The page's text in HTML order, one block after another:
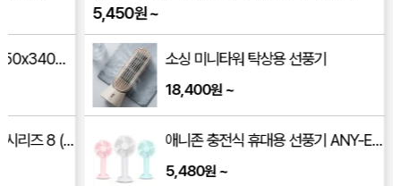
소싱 미니타워 탁상용 선풍기
18,400원 ~
애니존 충전식 휴대용 선풍기 ANY-EF1 C타입
5,480 원~